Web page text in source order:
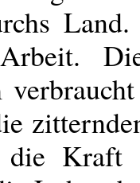
die Kraft